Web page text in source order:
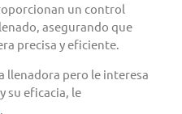
un control
asegurando que
precisa y eficiente.
llenadora pero le interesa
su eficacia, le